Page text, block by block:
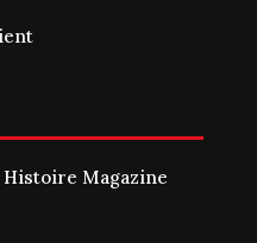
Magazine